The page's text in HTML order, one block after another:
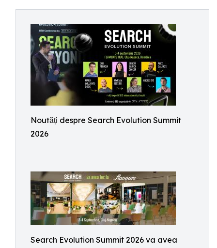
Noutăți despre Search Evolution Summit
2026
Search Evolution Summit 2026 va avea